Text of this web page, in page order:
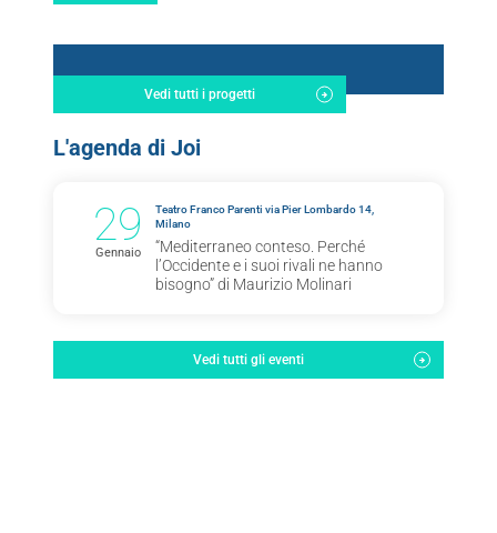
Vedi tutti i progetti
L'agenda di Joi
29
Gennaio
Teatro Franco Parenti via Pier Lombardo 14,
Milano
“Mediterraneo conteso. Perché
l’Occidente e i suoi rivali ne hanno
bisogno” di Maurizio Molinari
Vedi tutti gli eventi